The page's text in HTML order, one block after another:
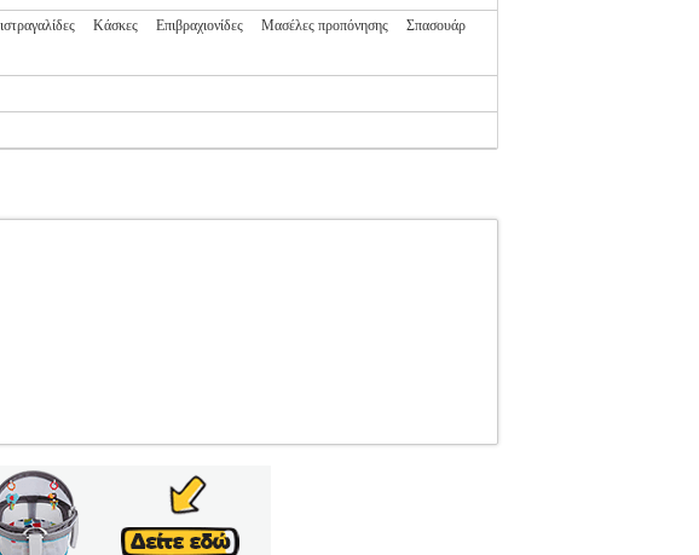
Κάσκες Επιβραχιονίδες Μασέλες προπόνησης
Σπασουάρ
ΠΟΛΕΜΙΚΕΣ ΤΕΧΝΕΣ-ΠΡΟΣΤΑΤΕΥΤΙΚΑ
Θώρακας Καράτε Adidas WKF Εγκεκριμένος  adiP03.
στις κινήσεις του αθλητή χάρη στο ελάχιστο βάρος και